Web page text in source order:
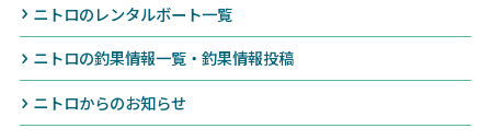
ニトロのレンタルボート一覧
ニトロの釣果情報一覧・釣果情報投稿
ニトロからのお知らせ